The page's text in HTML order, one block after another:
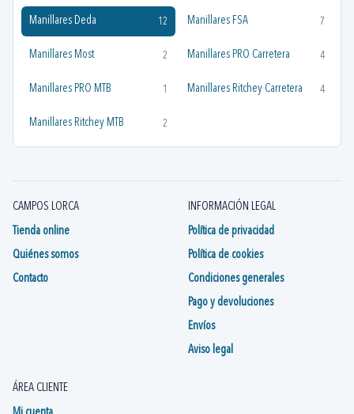
Manillares Deda 12 Manillares FSA 7
Manillares Most 2 Manillares PRO Carretera 4
Manillares PRO MTB 1 Manillares Ritchey Carretera 4
Manillares Ritchey MTB 2
CAMPOS LORCA
Tienda online
Quiénes somos
Contacto
INFORMACIÓN LEGAL
Política de privacidad
Política de cookies
Condiciones generales
Pago y devoluciones
Envíos
Aviso legal
ÁREA CLIENTE